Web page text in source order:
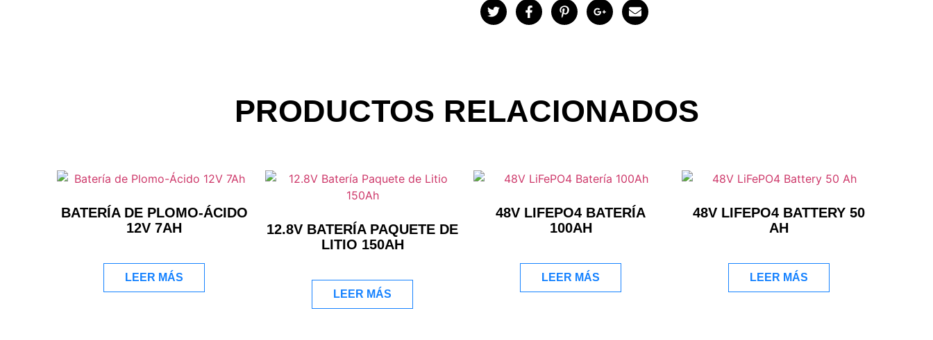
PRODUCTOS RELACIONADOS
BATERÍA DE PLOMO-ÁCIDO
12V 7AH
LEER MÁS
12.8V BATERÍA PAQUETE DE
LITIO 150AH
LEER MÁS
48V LIFEPO4 BATERÍA
100AH
LEER MÁS
48V LIFEPO4 BATTERY 50
AH
LEER MÁS